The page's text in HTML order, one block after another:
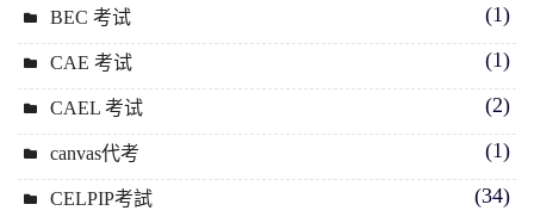
BEC 考试 (1)
CAE 考试 (1)
CAEL 考试 (2)
canvas代考 (1)
CELPIP考試 (34)